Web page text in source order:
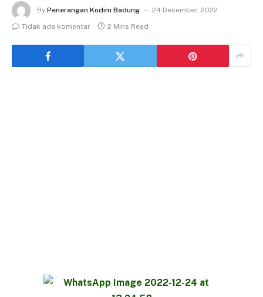
By Penerangan Kodim Badung
24 Desember, 2022
Tidak ada komentar
2 Mins Read